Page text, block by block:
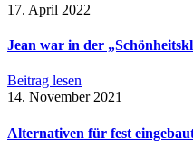
17. April 2022
Jean war in der
Beitrag lesen
14. November 2021
Alternativen für fest